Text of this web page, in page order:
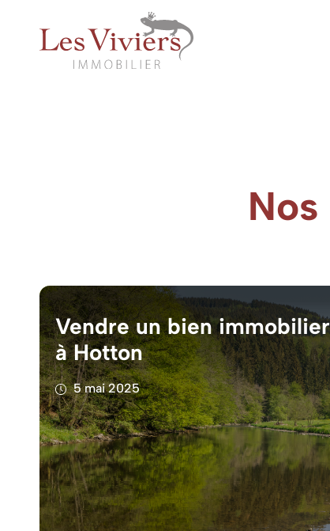
Vendre un bien immobilier
à Hotton
5 mai 2025